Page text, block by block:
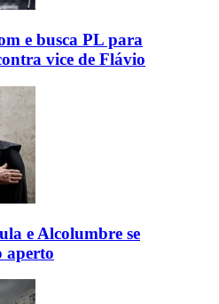
e busca PL para
vice de Flávio
e Alcolumbre se
aperto